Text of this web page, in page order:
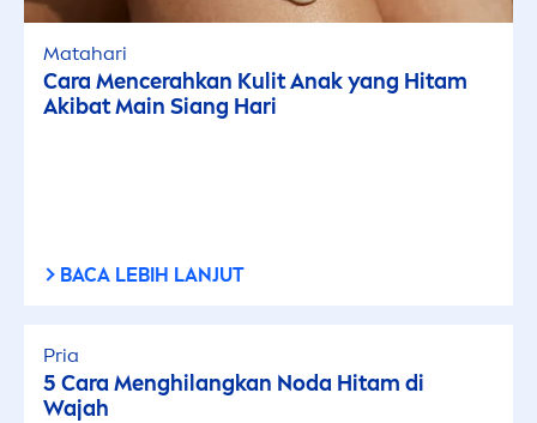
Matahari
CaraMencerahkan Kulit Anak yang Hitam
Akibat Main Siang Hari
BACA LEBIH LANJUT
Pria
5 CaraMenghilangkan Noda Hitam di
Wajah